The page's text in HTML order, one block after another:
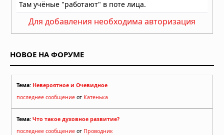
Учёные предложили сократить
население Земли до 4 миллиардов к
2200 году
Для добавления необходима авторизация
НОВОЕ НА ФОРУМЕ
Тема: Невероятное и Очевидное
последнее сообщение от Катенька
Тема: Что такое духовное развитие?
последнее сообщение от Проводник